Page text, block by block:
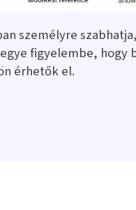
személyre
figyelembe, hogy
érhetők el.